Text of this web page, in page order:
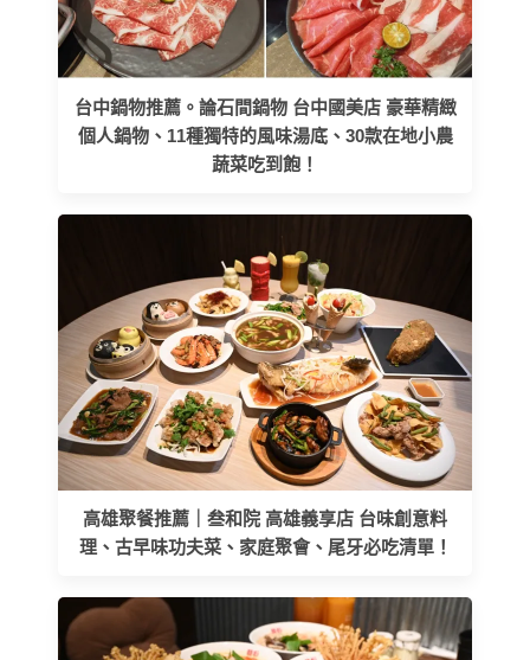
台中鍋物推薦。論石間鍋物 台中國美店 豪華精緻
個人鍋物、11種獨特的風味湯底、30款在地小農
蔬菜吃到飽！
高雄聚餐推薦｜叁和院 高雄義享店 台味創意料
理、古早味功夫菜、家庭聚會、尾牙必吃清單！